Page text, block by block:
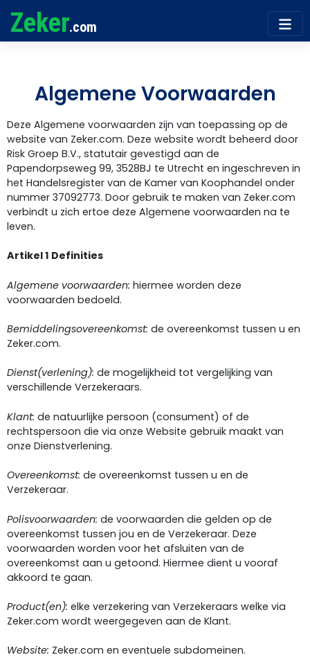
Zeker.com
Algemene Voorwaarden
Deze Algemene voorwaarden zijn van toepassing op de
website van Zeker.com. Deze website wordt beheerd door
Risk Groep B.V., statutair gevestigd aan de
Papendorpseweg 99, 3528BJ te Utrecht en ingeschreven in
het Handelsregister van de Kamer van Koophandel onder
nummer 37092773. Door gebruik te maken van Zeker.com
verbindt u zich ertoe deze Algemene voorwaarden na te
leven.
Artikel 1 Definities
Algemene voorwaarden: hiermee worden deze
voorwaarden bedoeld.
Bemiddelingsovereenkomst: de overeenkomst tussen u en
Zeker.com.
Dienst(verlening): de mogelijkheid tot vergelijking van
verschillende Verzekeraars.
Klant: de natuurlijke persoon (consument) of de
rechtspersoon die via onze Website gebruik maakt van
onze Dienstverlening.
Overeenkomst: de overeenkomst tussen u en de
Verzekeraar.
Polisvoorwaarden: de voorwaarden die gelden op de
overeenkomst tussen jou en de Verzekeraar. Deze
voorwaarden worden voor het afsluiten van de
overeenkomst aan u getoond. Hiermee dient u vooraf
akkoord te gaan.
Product(en): elke verzekering van Verzekeraars welke via
Zeker.com wordt weergegeven aan de Klant.
Website: Zeker.com en eventuele subdomeinen.